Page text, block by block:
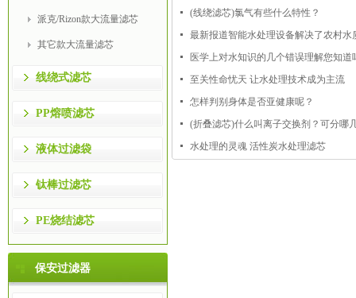
派克/Rizon款大流量滤芯
其它款大流量滤芯
线绕式滤芯
PP熔喷滤芯
液体过滤袋
钛棒过滤芯
PE烧结滤芯
保安过滤器
(线绕滤芯)氯气有些什么特性？
最新报道智能水处理设备解决了农村水
医学上对水知识的几个错误理解您知道
至关性命忧天 让水处理技术成为主流
怎样判别身体是否亚健康呢？
(折叠滤芯)什么叫离子交换剂？可分哪
水处理的灵魂 活性炭水处理滤芯